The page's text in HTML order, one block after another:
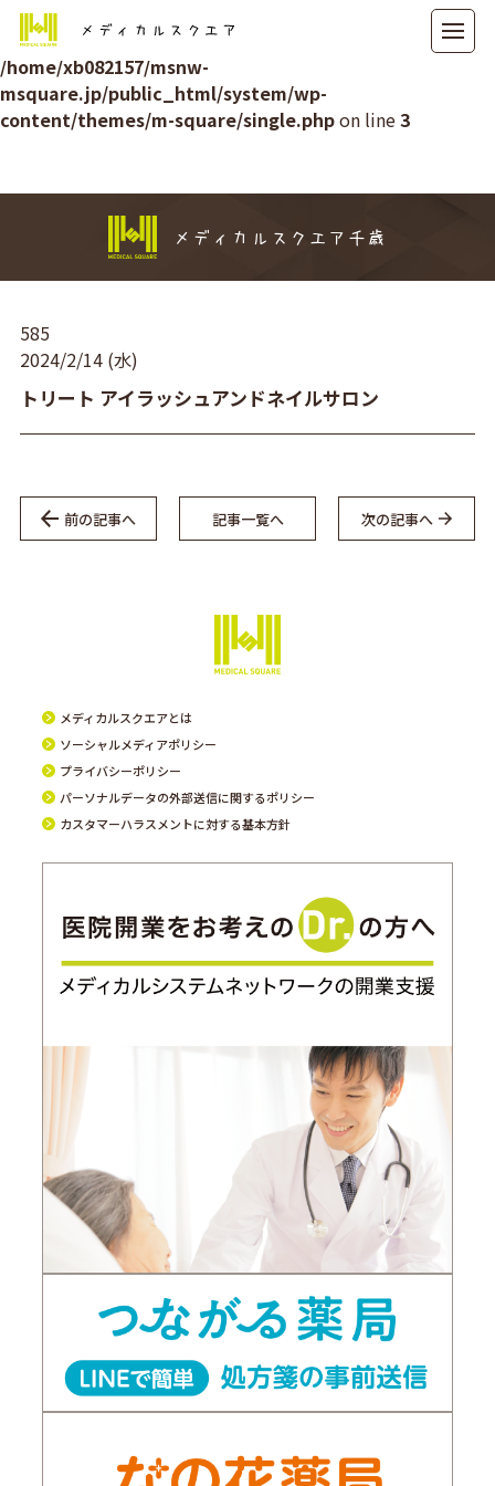
メディカルスクエア
Warning
: Attempt to read property "ID" on null in
/home/xb082157/msnw-
msquare.jp/public_html/system/wp-
content/themes/m-square/single.phpon line3
メディカルスクエア千歳
585
2024/2/14 (水)
トリート アイラッシュアンドネイルサロン
前の記事へ 記事一覧へ 次の記事へ
メディカルスクエアとは
ソーシャルメディアポリシー
プライバシーポリシー
パーソナルデータの外部送信に関するポリシー
カスタマーハラスメントに対する基本方針